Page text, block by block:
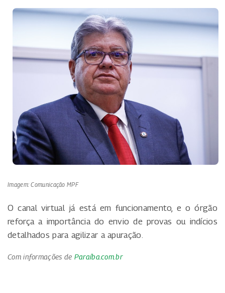
Imagem: Comunicação MPF
O canal virtual já está em funcionamento, e o órgão
reforça a importância do envio de provas ou indícios
detalhados para agilizar a apuração.
Com informações de Paraíba.com.br